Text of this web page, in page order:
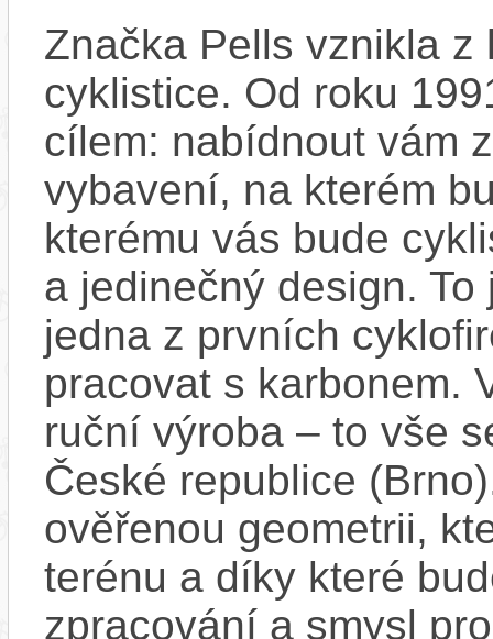
Značka Pells vznikla z
cyklistice. Od roku
cílem: nabídnout vám
vybavení, na kterém
kterému vás bude
a jedinečný design.
jedna z prvních
pracovat s karbonem.
ruční výroba – to vše
České republice
ověřenou geometrii,
terénu a díky které
zpracování a smysl